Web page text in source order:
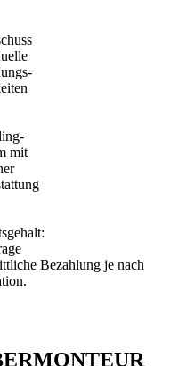
mit
Bezahlung je nach